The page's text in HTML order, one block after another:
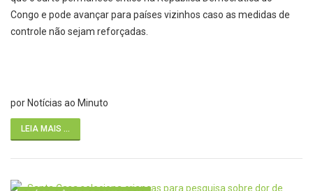
Congo e pode avançar para países vizinhos caso as medidas de
controle não sejam reforçadas.
por Notícias ao Minuto
LEIA MAIS ...